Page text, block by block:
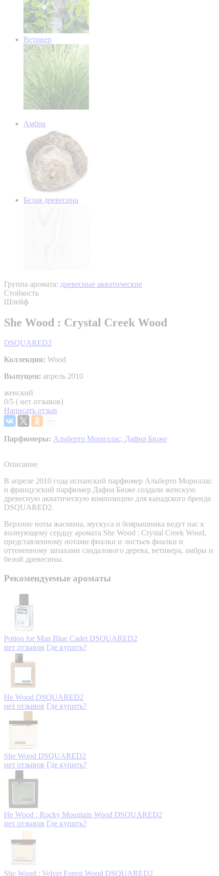
Ветивер
Амбра
Белая древесина
Группа аромата: древесные акватические
Стойкость
Шлейф
She Wood : Crystal Creek Wood
DSQUARED2
Коллекция: Wood
Выпущен: апрель 2010
женский
0/5 ( нет отзывов)
Написать отзыв
Парфюмеры: Альберто Мориллас, Дафна Бюже
Описание
В апреле 2010 года испанский парфюмер Альберто Мориллас
и французский парфюмер Дафна Бюже создали женскую
древесную акватическую композицию для канадского бренда
DSQUARED2.
Верхние ноты жасмина, мускуса и боярышника ведут нас к
волнующему сердцу аромата She Wood : Crystal Creek Wood,
представленному нотами фиалки и листьев фиалки и
оттененному запахами сандалового дерева, ветивера, амбры и
белой древесины.
Рекомендуемые ароматы
Potion for Man Blue Cadet DSQUARED2
нет отзывов Где купить?
He Wood DSQUARED2
нет отзывов Где купить?
She Wood DSQUARED2
нет отзывов Где купить?
He Wood : Rocky Mountain Wood DSQUARED2
нет отзывов Где купить?
She Wood : Velvet Forest Wood DSQUARED2